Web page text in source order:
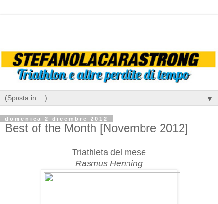
▼
domenica 2 dicembre 2012
Best of the Month [Novembre 2012]
Triathleta del mese
Rasmus Henning